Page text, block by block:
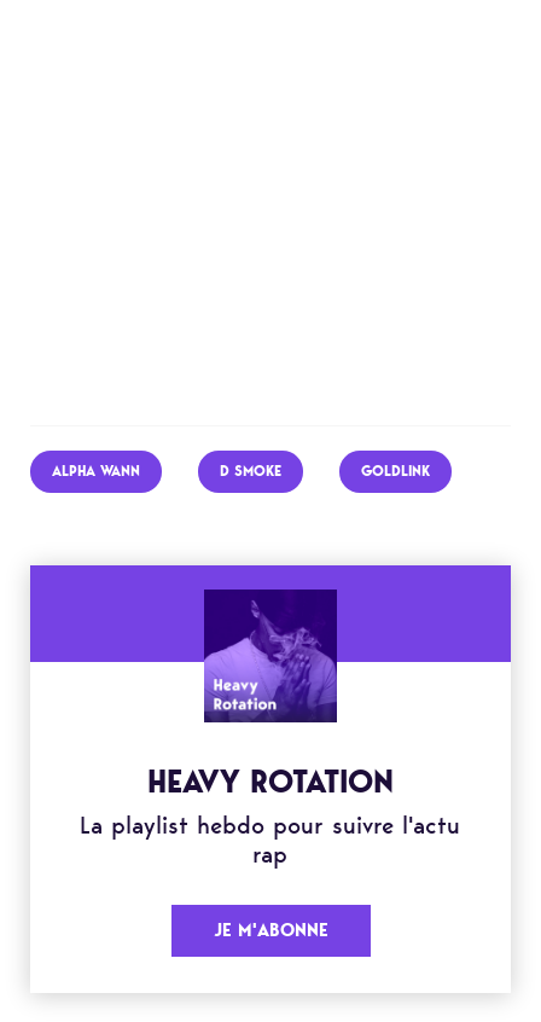
ALPHA WANN D SMOKE GOLDLINK
HEAVY ROTATION
La playlist hebdo pour suivre l'actu
rap
JE M'ABONNE